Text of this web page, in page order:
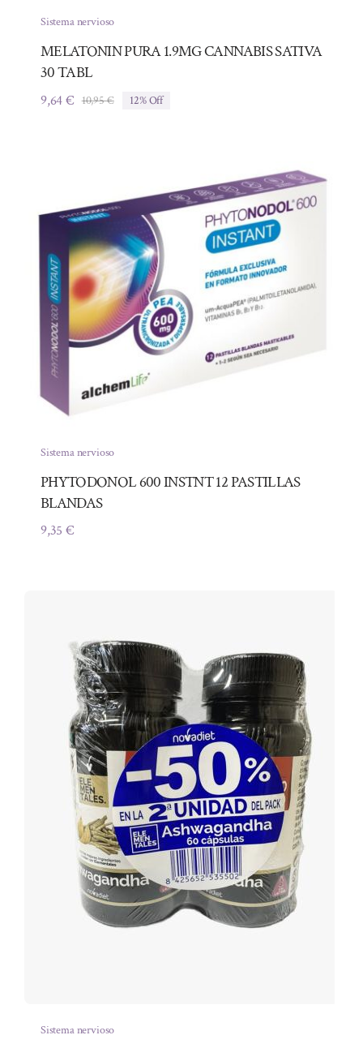
Sistema nervioso
MELATONIN PURA 1.9MG CANNABIS SATIVA
30 TABL
10,95€El
9,64€
El
12% Off
Sistema nervioso
PHYTODONOL 600 INSTNT 12 PASTILLAS
BLANDAS
9,35€
Sistema nervioso